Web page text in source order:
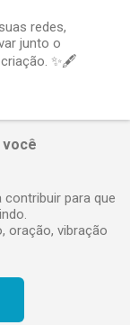
redes,
junto o
criação. ✨🖋️
você
para que
oração, vibração